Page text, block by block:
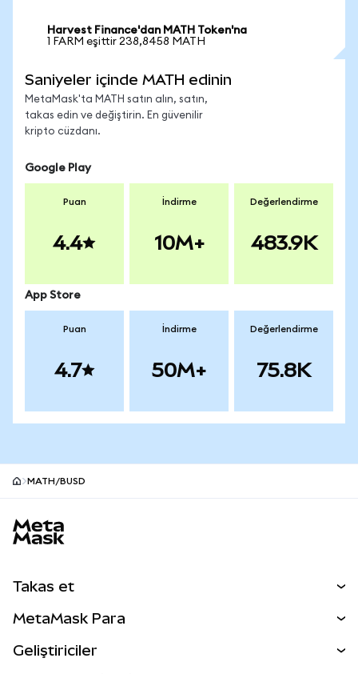
Harvest Finance'dan MATH Token'na
1 FARM eşittir 238,8458 MATH
Saniyeler içinde MATH edinin
MetaMask'ta MATH satın alın, satın,
takas edin ve değiştirin. En güvenilir
kripto cüzdanı.
Google Play
Puan
4.4
İndirme
10M+
Değerlendirme
483.9K
App Store
Puan
4.7
İndirme
50M+
Değerlendirme
75.8K
MATH/BUSD
Takas et
Perps
MetaMask Para
Geliştiriciler